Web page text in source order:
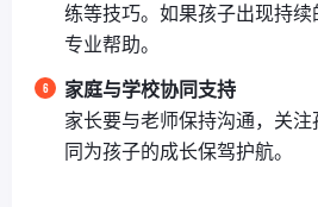
练等技巧。如果孩子出现持
专业帮助。
家庭与学校协同支持
家长要与老师保持沟通，关
同为孩子的成长保驾护航。